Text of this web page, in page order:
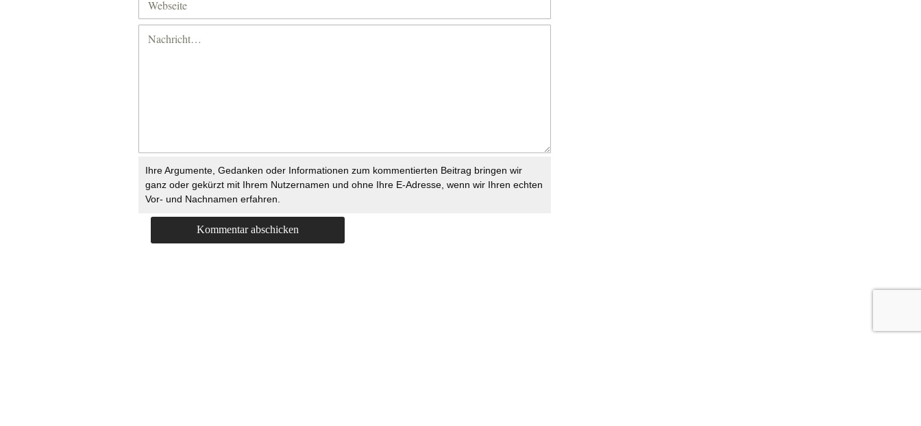
Ihre Argumente, Gedanken oder Informationen zum kommentierten Beitrag bringen wir
ganz oder gekürzt mit Ihrem Nutzernamen und ohne Ihre E-Adresse, wenn wir Ihren echten
Vor- und Nachnamen erfahren.